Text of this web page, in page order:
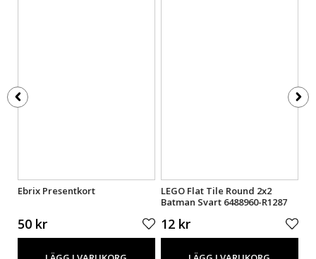
Ebrix Presentkort
50 kr
LEGO Flat Tile Round 2x2
Batman Svart 6488960-R1287
12 kr